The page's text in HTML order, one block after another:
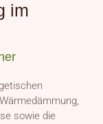
im
sowie die